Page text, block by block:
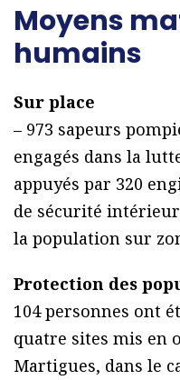
Moyens
humains
Sur place
– 973 sapeurs
engagés dans la
appuyés par 320
de sécurité
la population sur
Protection des
104 personnes ont
quatre sites mis en
Martigues, dans le